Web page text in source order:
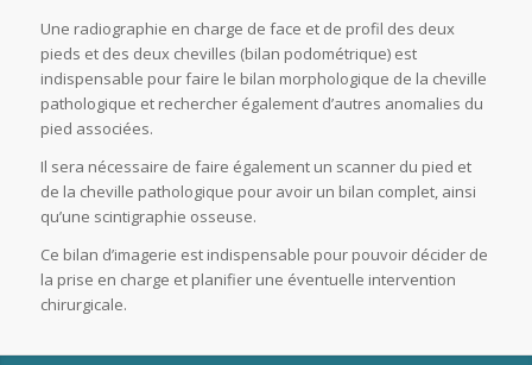
Une radiographie en charge de face et de profil des deux
pieds et des deux chevilles (bilan podométrique) est
indispensable pour faire le bilan morphologique de la cheville
pathologique et rechercher également d’autres anomalies du
pied associées.
Il sera nécessaire de faire également un scanner du pied et
de la cheville pathologique pour avoir un bilan complet, ainsi
qu’une scintigraphie osseuse.
Ce bilan d’imagerie est indispensable pour pouvoir décider de
la prise en charge et planifier une éventuelle intervention
chirurgicale.